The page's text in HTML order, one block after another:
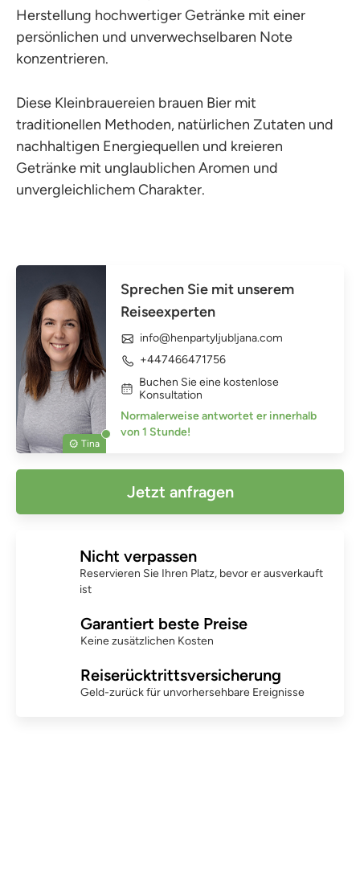
Herstellung hochwertiger Getränke mit einer
persönlichen und unverwechselbaren Note
konzentrieren.
Diese Kleinbrauereien brauen Bier mit
traditionellen Methoden, natürlichen Zutaten und
nachhaltigen Energiequellen und kreieren
Getränke mit unglaublichen Aromen und
unvergleichlichem Charakter.
Tina
Sprechen Sie mit unserem
Reiseexperten
info@henpartyljubljana.com
+447466471756
Buchen Sie eine kostenlose
Konsultation
Normalerweise antwortet er innerhalb
von 1 Stunde!
Jetzt anfragen
Nicht verpassen
Reservieren Sie Ihren Platz, bevor er ausverkauft
ist
Garantiert beste Preise
Keine zusätzlichen Kosten
Reiserücktrittsversicherung
Geld-zurück für unvorhersehbare Ereignisse